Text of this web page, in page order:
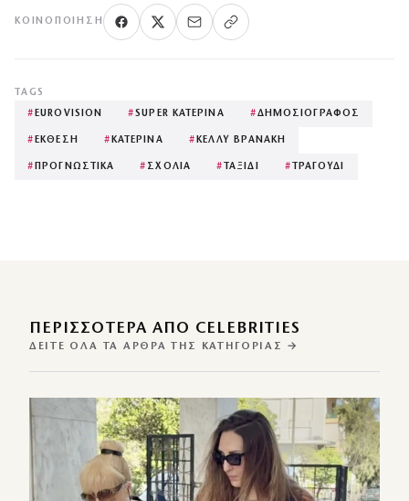
ΚΟΙΝΟΠΟΊΗΣΗ
TAGS
# EUROVISION #SUPER ΚΑΤΕΡΙΝΑ #ΔΗΜΟΣΙΟΓΡΑΦΟΣ
# ΕΚΘΕΣΗ # ΚΑΤΕΡΙΝΑ # ΚΕΛΛΥ ΒΡΑΝΑΚΗ
# ΠΡΟΓΝΩΣΤΙΚΑ # ΣΧΟΛΙΑ # ΤΑΞΙΔΙ # ΤΡΑΓΟΥΔΙ
ΠΕΡΙΣΣΌΤΕΡΑ ΑΠΌ CELEBRITIES
ΔΕΊΤΕ ΌΛΑ ΤΑ ΆΡΘΡΑ ΤΗΣ ΚΑΤΗΓΟΡΊΑΣ →